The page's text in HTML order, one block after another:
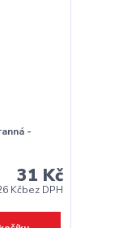
-
31 Kč
Kčbez DPH